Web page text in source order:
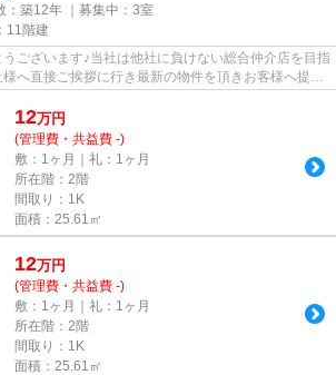
：築12年 ｜募集中： 3室
11階建
ございます♪当社は他社に負けない総合仲介店を目指
へ直接ご挨拶に行き最新の物件を頂きお客様へ提供
...
12万円
(管理費・共益費 -)
敷：1ヶ月｜礼：1ヶ月
所在階：2階
間取り：1K
面積：25.61㎡
12万円
(管理費・共益費 -)
敷：1ヶ月｜礼：1ヶ月
所在階：2階
間取り：1K
面積：25.61㎡